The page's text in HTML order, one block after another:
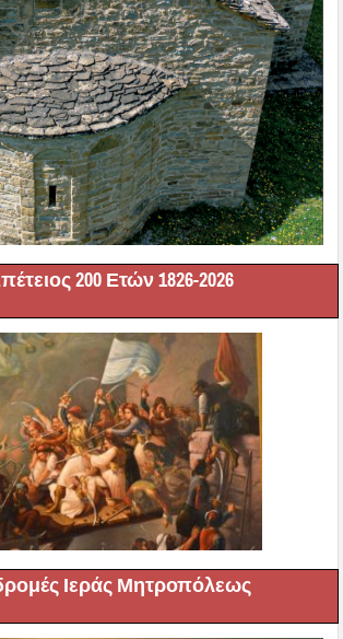
200 Ετών 1826-2026
Ιεράς Μητροπόλεως